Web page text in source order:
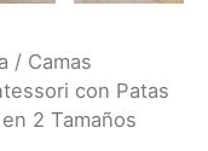
/ Camas
con Patas
2 Tamaños